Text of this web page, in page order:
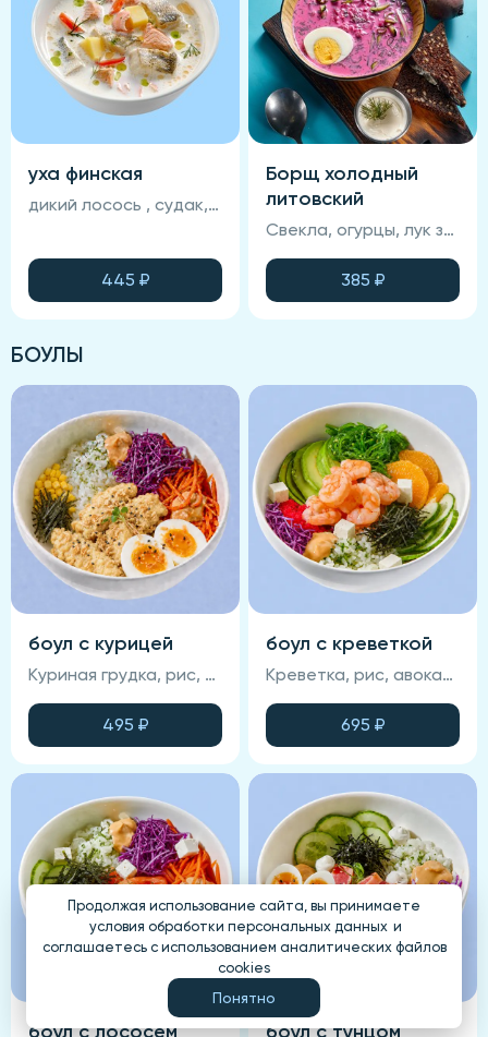
уха финская
дикий лосось , судак, морковь, картофель, помидор, специи, запеченный хлеб, зелень, сливки
445 ₽
Борщ холодный
литовский
Свекла, огурцы, лук зеленый, зелень, кефир, хрен, яйцо куриное, сметана, хлеб, картофельные дольки.
385 ₽
БОУЛЫ
боул с курицей
Куриная грудка, рис, морковь, капуста красная, яйцо куриное, кукуруза зерно, соус спайси, соус фирменный, кунжут, луковый кранч.
495 ₽
боул с креветкой
Креветка, рис, авокадо, икра масаго, капуста красная, соус спайси, соус манго-чили, огурец свежий, нори, чука, сыр Брынза, апельсин.
695 ₽
боул с лососем боул с тунцом
Продолжая использование сайта, вы принимаете
условия обработки персональных данных и
соглашаетесь с использованием аналитических файлов
cookies
Понятно